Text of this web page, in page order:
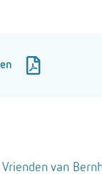
Vrienden van